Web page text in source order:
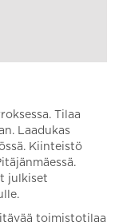
Tilaa
Laadukas
Kiinteistö
julkiset
toimistotilaa